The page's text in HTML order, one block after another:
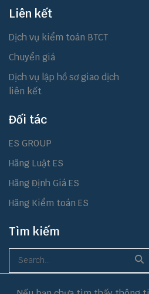
Liên kết
Dịch vụ kiểm toán BTCT
Chuyển giá
Dịch vụ lập hồ sơ giao dịch
liên kết
Đối tác
ES GROUP
Hãng Luật ES
Hãng Định Giá ES
Hãng Kiểm toán ES
Tìm kiếm